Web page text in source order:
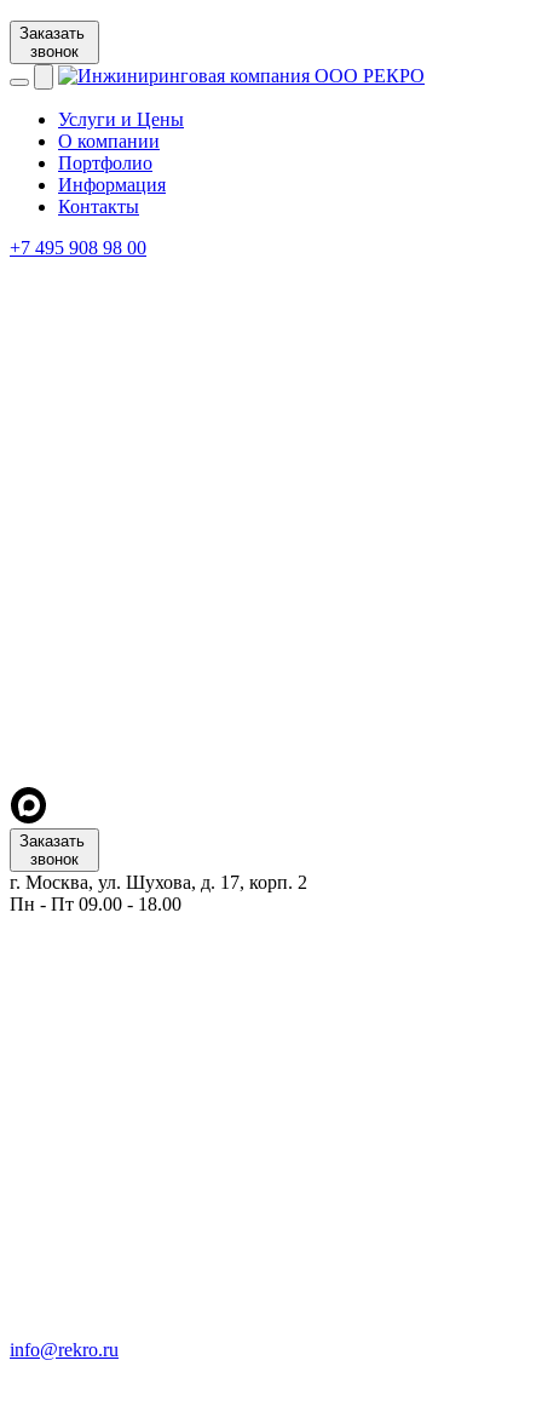
Заказать
звонок
Услуги и Цены
О компании
Портфолио
Информация
Контакты
+7 495 908 98 00
Заказать
звонок
г. Москва, ул. Шухова, д. 17, корп. 2
Пн - Пт 09.00 - 18.00
info@rekro.ru